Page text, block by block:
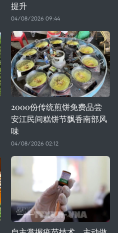
提升
04/08/2026 09:44
2000份传统煎饼免费品尝
安江民间糕饼节飘香南部风
味
04/08/2026 02:12